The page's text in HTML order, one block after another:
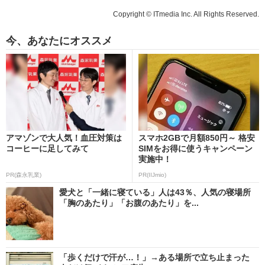
Copyright © ITmedia Inc. All Rights Reserved.
今、あなたにオススメ
アマゾンで大人気！血圧対策は
コーヒーに足してみて
PR(森永乳業)
スマホ2GBで月額850円～ 格安
SIMをお得に使うキャンペーン
実施中！
PR(IIJmio)
愛犬と「一緒に寝ている」人は43％、人気の寝場所
「胸のあたり」「お腹のあたり」を...
「歩くだけで汗が…！」→ある場所で立ち止まった